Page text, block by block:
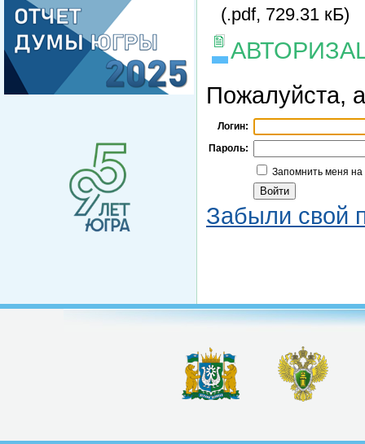
(.pdf, 729.31 кБ)
Пожалуйста,
Логин:
Пароль:
Запомнить меня
Забыли свой